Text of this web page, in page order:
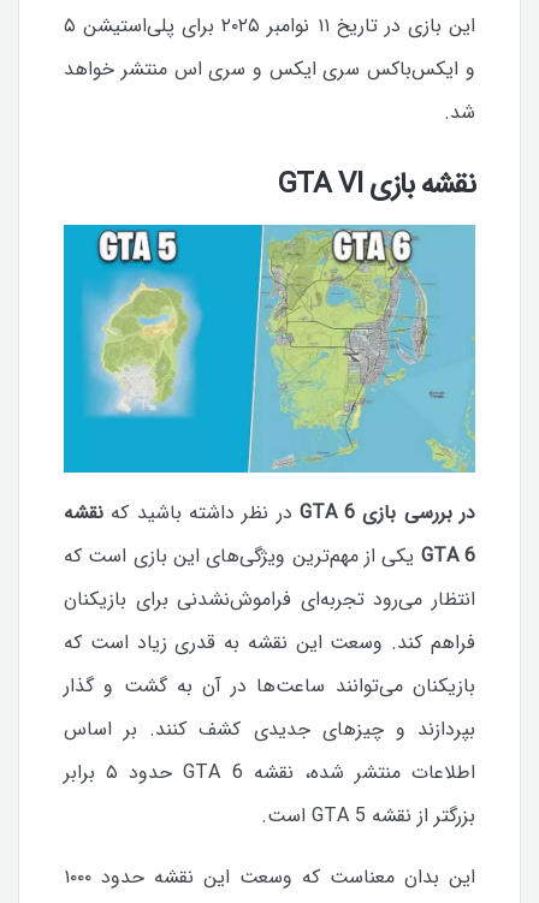
این بازی در تاریخ ۱۱ نوامبر ۲۰۲۵ برای پلی‌استیشن ۵
و ایکس‌باکس سری ایکس و سری اس منتشر خواهد
شد.
نقشه بازی GTA VI
در بررسی بازی GTA 6 در نظر داشته باشید که نقشه
GTA 6 یکی از مهم‌ترین ویژگی‌های این بازی است که
انتظار می‌رود تجربه‌ای فراموش‌نشدنی برای بازیکنان
فراهم کند. وسعت این نقشه به قدری زیاد است که
بازیکنان می‌توانند ساعت‌ها در آن به گشت و گذار
بپردازند و چیزهای جدیدی کشف کنند. بر اساس
اطلاعات منتشر شده، نقشه GTA 6 حدود ۵ برابر
بزرگتر از نقشه GTA 5 است.
این بدان معناست که وسعت این نقشه حدود ۱۰۰۰